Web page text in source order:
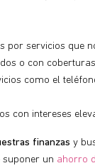
por servicios que
o con
como el
con intereses
finanzas y
suponer un ahorro